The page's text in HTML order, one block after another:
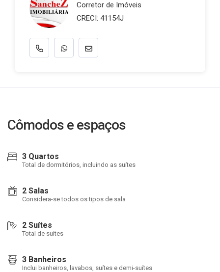
Corretor de Imóveis
CRECI: 41154J
Cômodos e espaços
3 Quartos
Total de dormitórios, incluindo as suítes
2 Salas
Considera-se todos os tipos de sala
2 Suítes
Total de suítes
3 Banheiros
Inclui banheiros, lavabos, suítes e demi-suítes